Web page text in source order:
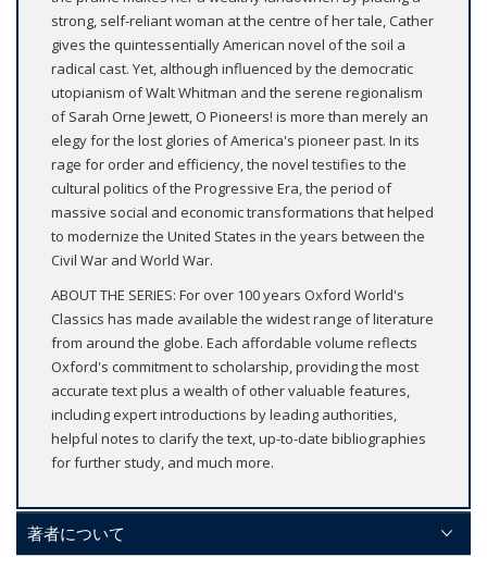
strong, self-reliant woman at the centre of her tale, Cather
gives the quintessentially American novel of the soil a
radical cast. Yet, although influenced by the democratic
utopianism of Walt Whitman and the serene regionalism
of Sarah Orne Jewett, O Pioneers! is more than merely an
elegy for the lost glories of America's pioneer past. In its
rage for order and efficiency, the novel testifies to the
cultural politics of the Progressive Era, the period of
massive social and economic transformations that helped
to modernize the United States in the years between the
Civil War and World War.
ABOUT THE SERIES: For over 100 years Oxford World's
Classics has made available the widest range of literature
from around the globe. Each affordable volume reflects
Oxford's commitment to scholarship, providing the most
accurate text plus a wealth of other valuable features,
including expert introductions by leading authorities,
helpful notes to clarify the text, up-to-date bibliographies
for further study, and much more.
著者について